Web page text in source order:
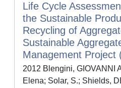
Life Cycle
the Sustainable
Recycling of
Sustainable
Management Project
2012 Blengini, GIOVANNI
Elena; Solar, S.; Shields,